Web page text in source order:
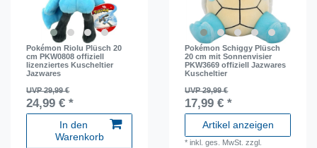
Pokémon Riolu Plüsch 20
cm PKW0808 offiziell
lizenziertes Kuscheltier
Jazwares
UVP 29,99 €
24,99 € *
In den
Warenkorb
Pokémon Schiggy Plüsch
20 cm mit Sonnenvisier
PKW3669 offiziell Jazwares
Kuscheltier
UVP 29,99 €
17,99 € *
Artikel anzeigen
*inkl. ges. MwSt. zzgl.